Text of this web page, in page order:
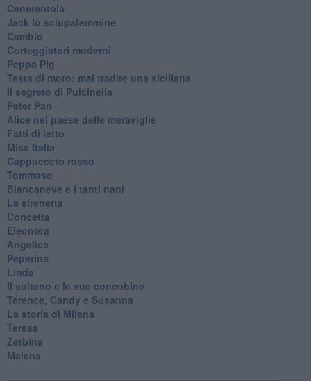
Cenerentola
Jack lo sciupafemmine
Cambio
Corteggiatori moderni
Peppa Pig
Testa di moro: mai tradire una siciliana
Il segreto di Pulcinella
Peter Pan
Alice nel paese delle meraviglie
Fatti di letto
Miss Italia
Cappucceto rosso
Tommaso
Biancaneve e i tanti nani
La sirenetta
Concetta
Eleonora
Angelica
Peperina
Linda
Il sultano e le sue concubine
Terence, Candy e Susanna
La storia di Milena
Teresa
Zerbina
Malena